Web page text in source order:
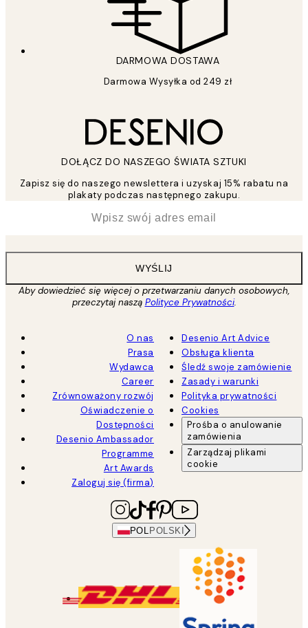
DARMOWA DOSTAWA
Darmowa Wysyłka od 249 zł
DOŁĄCZ DO NASZEGO ŚWIATA SZTUKI
Zapisz się do naszego newslettera i uzyskaj 15% rabatu na
plakaty podczas następnego zakupu.
WYŚLIJ
Aby dowiedzieć się więcej o przetwarzaniu danych osobowych,
przeczytaj naszą Polityce Prywatności.
O nas
Prasa
Wydawca
Career
Zrównoważony rozwój
Oświadczenie o
Dostępności
Desenio Ambassador
Programme
Art Awards
Zaloguj się (firma)
Desenio Art Advice
Obsługa klienta
Śledź swoje zamówienie
Zasady i warunki
Polityka prywatności
Cookies
Prośba o anulowanie
zamówienia
Zarządzaj plikami
cookie
POL POLSKI